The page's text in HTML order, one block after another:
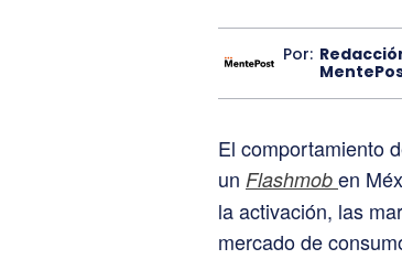
Por:
El comportamiento
un Flashmob en
la activación, las
mercado de